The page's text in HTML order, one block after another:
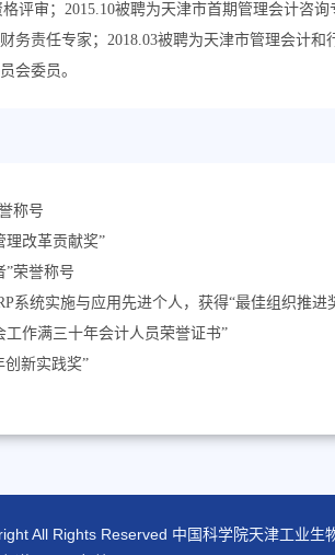
评审； 2015.10被聘为天津市首期管理会计咨询
务责任专家； 2018.03被聘为天津市管理会计和
会委员。
称号
理改革贡献奖”
”荣誉称号
系统实施与应用先进个人，获得“最佳组织推进
作满三十年会计人员荣誉证书”
创新实践奖”
All Rights Reserved 中国科学院天津工业